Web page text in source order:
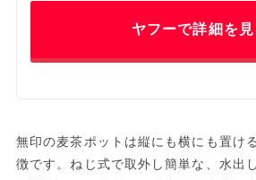
ヤフーで詳細を見
無印の麦茶ポットは縦にも横にも置け
徴です。ねじ式で取外し簡単な、水出